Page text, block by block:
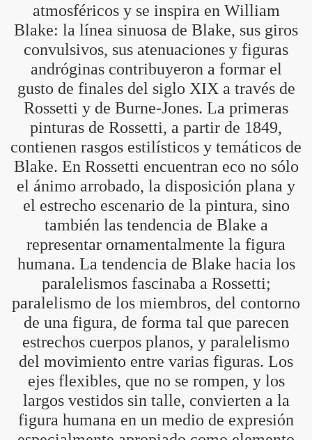
atmosféricos y se inspira en William
Blake: la línea sinuosa de Blake, sus giros
convulsivos, sus atenuaciones y figuras
andróginas contribuyeron a formar el
gusto de finales del siglo XIX a través de
Rossetti y de Burne-Jones. La primeras
pinturas de Rossetti, a partir de 1849,
contienen rasgos estilísticos y temáticos de
Blake. En Rossetti encuentran eco no sólo
el ánimo arrobado, la disposición plana y
el estrecho escenario de la pintura, sino
también las tendencia de Blake a
representar ornamentalmente la figura
humana. La tendencia de Blake hacia los
paralelismos fascinaba a Rossetti;
paralelismo de los miembros, del contorno
de una figura, de forma tal que parecen
estrechos cuerpos planos, y paralelismo
del movimiento entre varias figuras. Los
ejes flexibles, que no se rompen, y los
largos vestidos sin talle, convierten a la
figura humana en un medio de expresión